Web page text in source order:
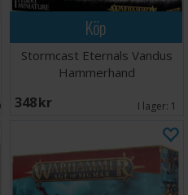
Köp
Stormcast Eternals Vandus
Hammerhand
348 SEK I lager: 1